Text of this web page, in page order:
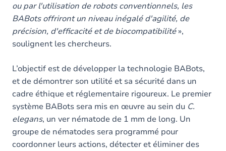
ou par l'utilisation de robots conventionnels, les
BABots offriront un niveau inégalé d'agilité, de
précision, d'efficacité et de biocompatibilité»,
soulignent les chercheurs.
L’objectif est de développer la technologie BABots,
et de démontrer son utilité et sa sécurité dans un
cadre éthique et réglementaire rigoureux. Le premier
système BABots sera mis en œuvre au sein du C.
elegans, un ver nématode de 1 mm de long. Un
groupe de nématodes sera programmé pour
coordonner leurs actions, détecter et éliminer des